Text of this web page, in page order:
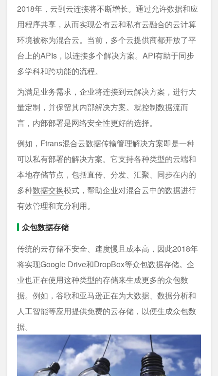
2018年，云到云连接将不断增长。通过允许数据和应
用程序共享，从而实现公有云和私有云融合的云计算
环境被称为混合云。当前，多个云提供商都开放了平
台上的APIs，以连接多个解决方案。API有助于同步
多学科和跨功能的流程。
为满足业务需求，企业将连接到云解决方案，进行大
量定制，并保留其内部解决方案。就控制数据流而
言，内部部署是网络安全性更好的选择。
例如， Ftrans混合云数据传输管理解决方案即是一种
可以私有部署的解决方案。它支持各种类型的云端和
本地存储节点，包括直传、分发、汇聚、同步在内的
多种数据交换模式，帮助企业对混合云中的数据进行
有效管理和充分利用。
众包数据存储
传统的云存储不安全、速度慢且成本高，因此2018年
将实现Google Drive和DropBox等众包数据存储。企
业也正在使用这种类型的存储来生成更多的众包数
据。例如，谷歌和亚马逊正在为大数据、数据分析和
人工智能等应用提供免费的云存储，以便生成众包数
据。